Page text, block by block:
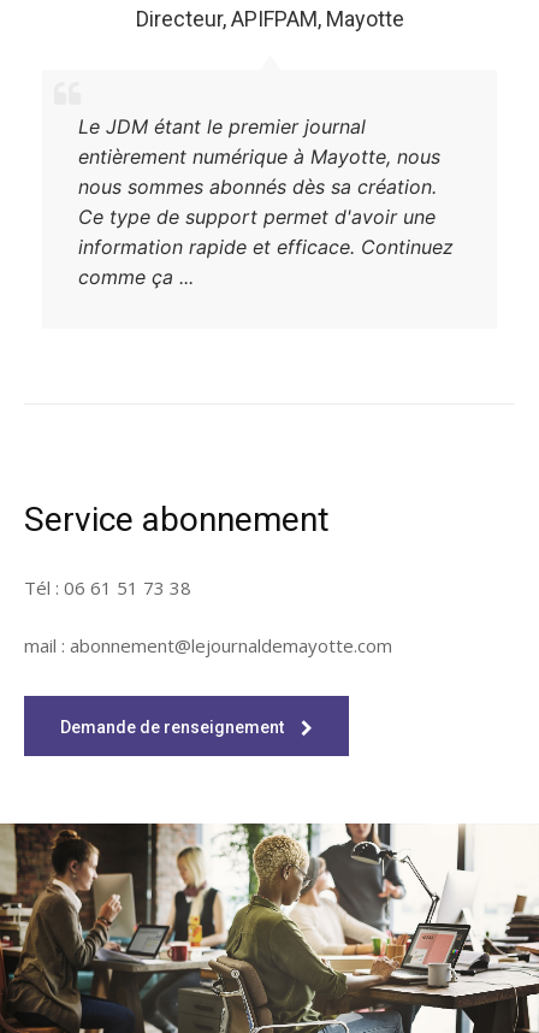
Directeur,APIFPAM, Mayotte
Le JDM étant le premier journal
entièrement numérique à Mayotte, nous
nous sommes abonnés dès sa création.
Ce type de support permet d'avoir une
information rapide et efficace. Continuez
comme ça ...
Service abonnement
Tél : 06 61 51 73 38
mail : abonnement@lejournaldemayotte.com
Demande de renseignement